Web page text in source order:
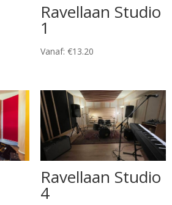
Ravellaan Studio
1
Vanaf: €13.20
Ravellaan Studio
4